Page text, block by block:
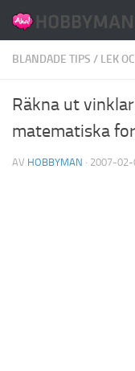
Hoppa till innehåll
BLANDADE TIPS / LEK
Räkna ut
matematiska
AV HOBBYMAN · 2007-02-